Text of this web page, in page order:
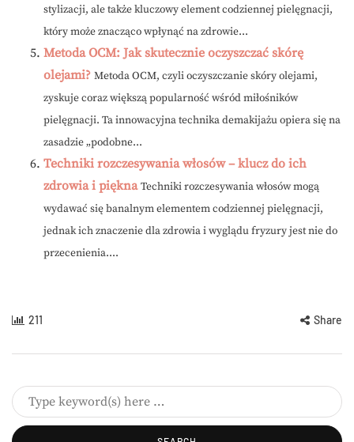
stylizacji, ale także kluczowy element codziennej pielęgnacji,
który może znacząco wpłynąć na zdrowie...
Metoda OCM: Jak skutecznie oczyszczać skórę
olejami? Metoda OCM, czyli oczyszczanie skóry olejami,
zyskuje coraz większą popularność wśród miłośników
pielęgnacji. Ta innowacyjna technika demakijażu opiera się na
zasadzie „podobne...
Techniki rozczesywania włosów – klucz do ich
zdrowia i piękna Techniki rozczesywania włosów mogą
wydawać się banalnym elementem codziennej pielęgnacji,
jednak ich znaczenie dla zdrowia i wyglądu fryzury jest nie do
przecenienia....
211 Share